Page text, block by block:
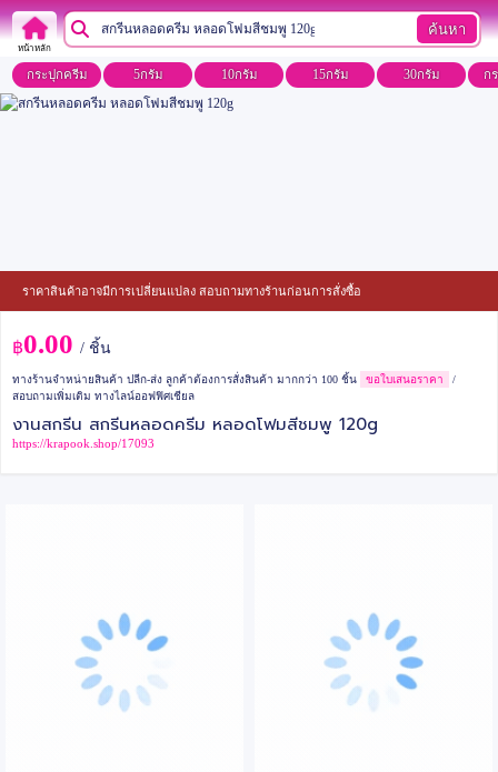
หน้าหลัก
ค้นหา
กระปุกครีม 5กรัม 10กรัม 15กรัม 30กรัม ก
ราคาสินค้าอาจมีการเปลี่ยนแปลง สอบถามทางร้านก่อนการสั่งซื้อ
฿0.00 / ชิ้น
ทางร้านจำหน่ายสินค้า ปลีก-ส่ง ลูกค้าต้องการสั่งสินค้า มากกว่า 100 ชิ้น ขอใบเสนอราคา
/
สอบถามเพิ่มเติม ทางไลน์ออฟฟิศเชียล
งานสกรีน สกรีนหลอดครีม หลอดโฟมสีชมพู 120g
https://krapook.shop/17093